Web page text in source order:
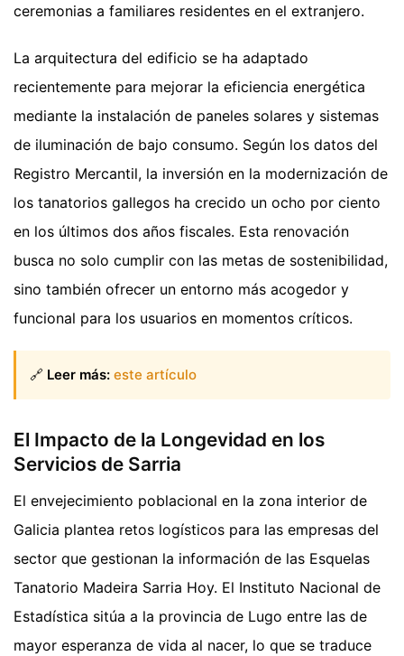
ceremonias a familiares residentes en el extranjero.
La arquitectura del edificio se ha adaptado
recientemente para mejorar la eficiencia energética
mediante la instalación de paneles solares y sistemas
de iluminación de bajo consumo. Según los datos del
Registro Mercantil, la inversión en la modernización de
los tanatorios gallegos ha crecido un ocho por ciento
en los últimos dos años fiscales. Esta renovación
busca no solo cumplir con las metas de sostenibilidad,
sino también ofrecer un entorno más acogedor y
funcional para los usuarios en momentos críticos.
🔗 Leer más: este artículo
El Impacto de la Longevidad en los
Servicios de Sarria
El envejecimiento poblacional en la zona interior de
Galicia plantea retos logísticos para las empresas del
sector que gestionan la información de las Esquelas
Tanatorio Madeira Sarria Hoy. El Instituto Nacional de
Estadística sitúa a la provincia de Lugo entre las de
mayor esperanza de vida al nacer, lo que se traduce